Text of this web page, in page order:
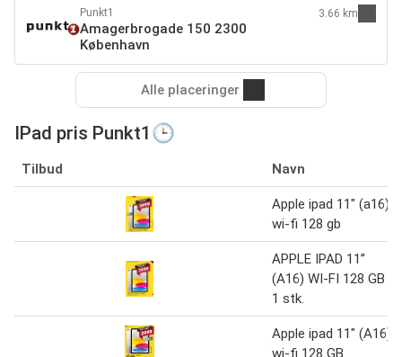
Punkt1
Amagerbrogade 150 2300
København
3.66 km
Alle placeringer
IPad pris Punkt1🕒
Tilbud Navn
Apple ipad 11" (a16)
wi-fi 128 gb
APPLE IPAD 11”
(A16) WI-FI 128 GB
1 stk.
Apple ipad 11" (A16)
wi-fi 128 GB